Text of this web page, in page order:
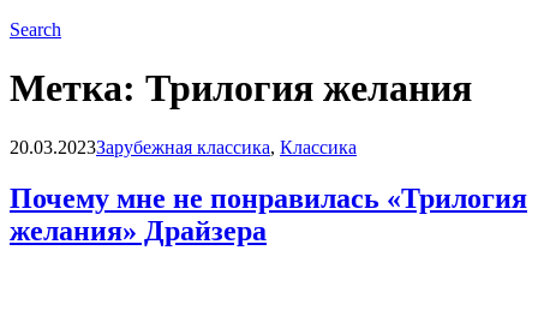
Search
Метка: Трилогия желания
Blog
20.03.2023Зарубежная классика, Классика
Почему мне не понравилась «Трилогия
желания» Драйзера